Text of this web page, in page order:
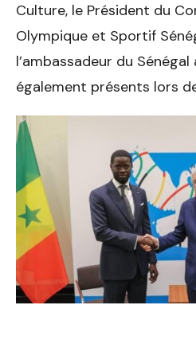
Culture, le Président du
Olympique et Sportif
l’ambassadeur du
également présents lors